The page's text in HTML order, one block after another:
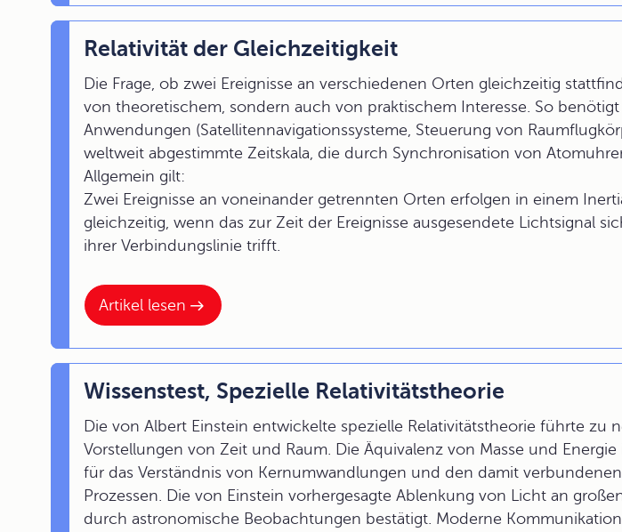
Artikel lesen
Relativität der Gleichzeitigkeit
Die Frage, ob zwei Ereignisse an verschiedenen Orten gleichzeitig
von theoretischem, sondern auch von praktischem Interesse. So benötigt
Anwendungen (Satellitennavigationssysteme, Steuerung von
weltweit abgestimmte Zeitskala, die durch Synchronisation von
Allgemein gilt:
Zwei Ereignisse an voneinander getrennten Orten erfolgen in einem
gleichzeitig, wenn das zur Zeit der Ereignisse ausgesendete Lichtsignal
ihrer Verbindungslinie trifft.
Wissenstest, Spezielle Relativitätstheorie
Die von Albert Einstein entwickelte spezielle Relativitätstheorie führte zu
Vorstellungen von Zeit und Raum. Die Äquivalenz von Masse und
für das Verständnis von Kernumwandlungen und den damit
Prozessen. Die von Einstein vorhergesagte Ablenkung von Licht an
durch astronomische Beobachtungen bestätigt. Moderne